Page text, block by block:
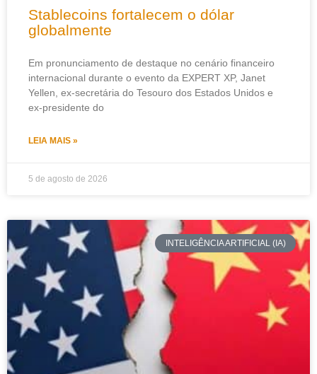
Stablecoins fortalecem o dólar
globalmente
Em pronunciamento de destaque no cenário financeiro
internacional durante o evento da EXPERT XP, Janet
Yellen, ex-secretária do Tesouro dos Estados Unidos e
ex-presidente do
LEIA MAIS »
5 de agosto de 2026
INTELIGÊNCIA ARTIFICIAL (IA)